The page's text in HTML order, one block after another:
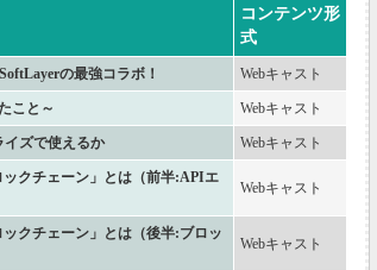
コンテンツ形
式
の最強コラボ！ Webキャスト
こと～ Webキャスト
イズで使えるか Webキャスト
クチェーン」とは（前半:APIエ
Webキャスト
クチェーン」とは（後半:ブロッ
Webキャスト